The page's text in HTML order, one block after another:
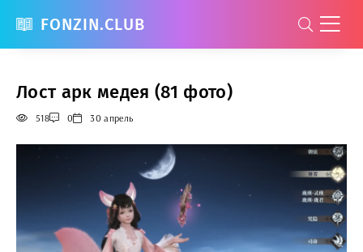
FONZIN.CLUB
Лост арк медея (81 фото)
518 0 30 апрель